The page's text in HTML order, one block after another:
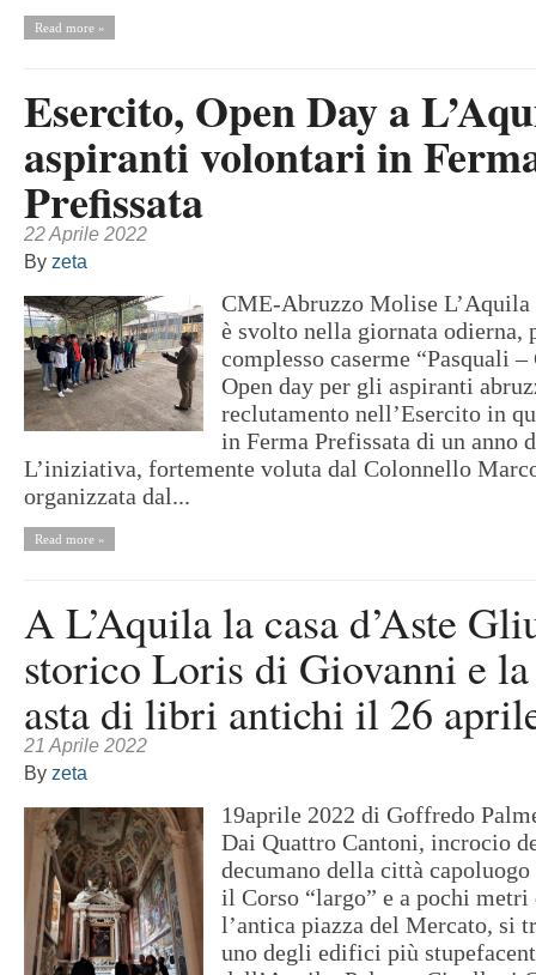
Read more »
Esercito, Open Day a
aspiranti volontari in
Prefissata
22 Aprile 2022
By zeta
CME-Abruzzo Molise L’Aquila
è svolto nella giornata odierna,
complesso caserme “Pasquali
Open day per gli aspiranti
reclutamento nell’Esercito in
in Ferma Prefissata di un anno
L’iniziativa, fortemente voluta dal Colonnello
organizzata dal...
Read more »
A L’Aquila la casa d’Aste
storico Loris di Giovanni e
asta di libri antichi il 26
21 Aprile 2022
By zeta
19aprile 2022 di Goffredo
Dai Quattro Cantoni, incrocio
decumano della città
il Corso “largo” e a pochi metri
l’antica piazza del Mercato, si
uno degli edifici più